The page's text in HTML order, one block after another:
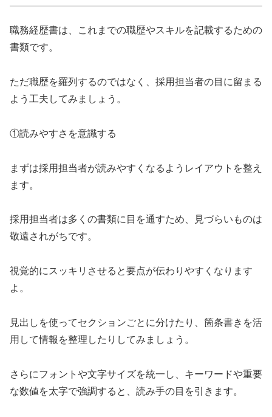
職務経歴書は、これまでの職歴やスキルを記載するための
書類です。
ただ職歴を羅列するのではなく、採用担当者の目に留まる
よう工夫してみましょう。
①読みやすさを意識する
まずは採用担当者が読みやすくなるようレイアウトを整え
ます。
採用担当者は多くの書類に目を通すため、見づらいものは
敬遠されがちです。
視覚的にスッキリさせると要点が伝わりやすくなります
よ。
見出しを使ってセクションごとに分けたり、箇条書きを活
用して情報を整理したりしてみましょう。
さらにフォントや文字サイズを統一し、キーワードや重要
な数値を太字で強調すると、読み手の目を引きます。